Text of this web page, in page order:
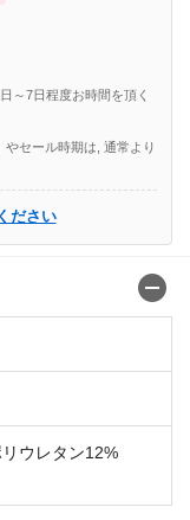
～7日程度お時間を頂く
セール時期は, 通常より
ださい
ウレタン12%